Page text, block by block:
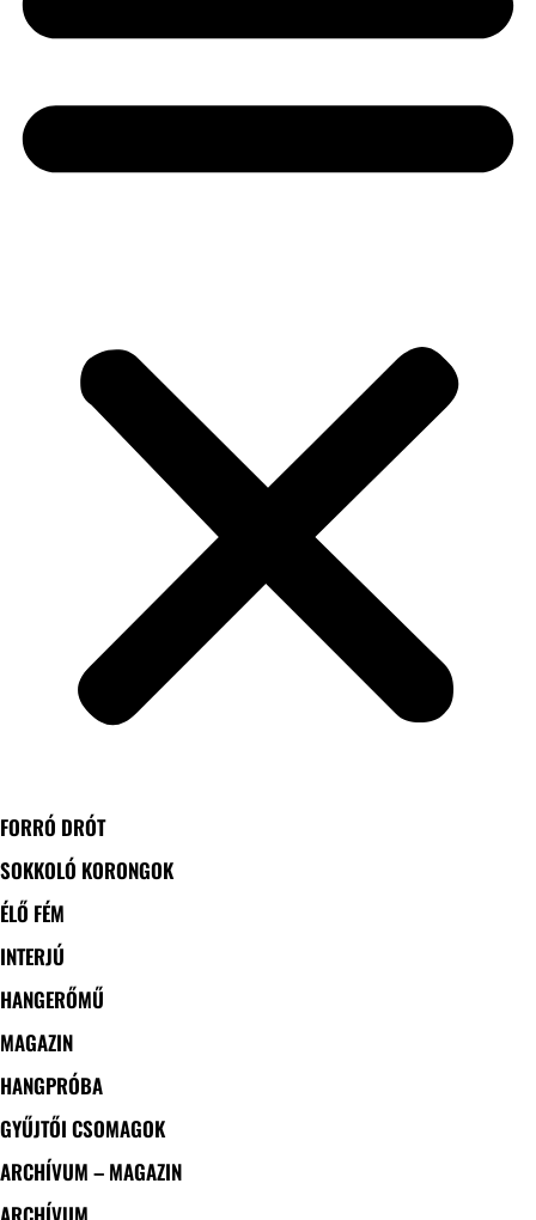
FORRÓ DRÓT
SOKKOLÓ KORONGOK
ÉLŐ FÉM
INTERJÚ
HANGERŐMŰ
MAGAZIN
HANGPRÓBA
GYŰJTŐI CSOMAGOK
ARCHÍVUM – MAGAZIN